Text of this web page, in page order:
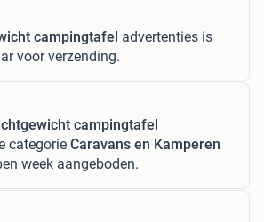
campingtafel advertenties is
voor verzending.
campingtafel
categorie Caravans en Kamperen
week aangeboden.